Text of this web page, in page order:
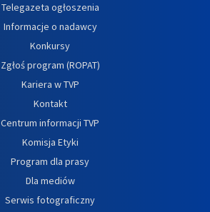
Telegazeta ogłoszenia
Informacje o nadawcy
Konkursy
Zgłoś program (ROPAT)
Kariera w TVP
Kontakt
Centrum informacji TVP
Komisja Etyki
Program dla prasy
Dla mediów
Serwis fotograficzny